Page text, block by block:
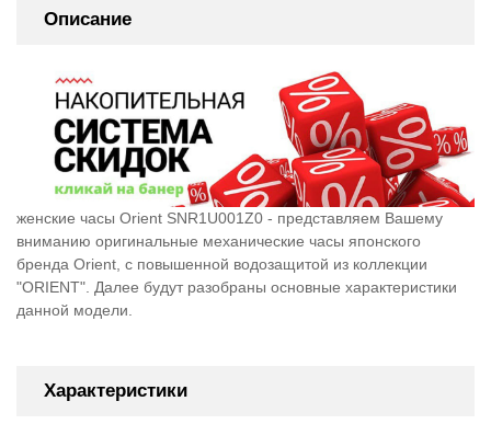
Описание
женские часы Orient SNR1U001Z0 - представляем Вашему
вниманию оригинальные механические часы японского
бренда Orient, c повышенной водозащитой из коллекции
"ORIENT". Далее будут разобраны основные характеристики
данной модели.
Характеристики